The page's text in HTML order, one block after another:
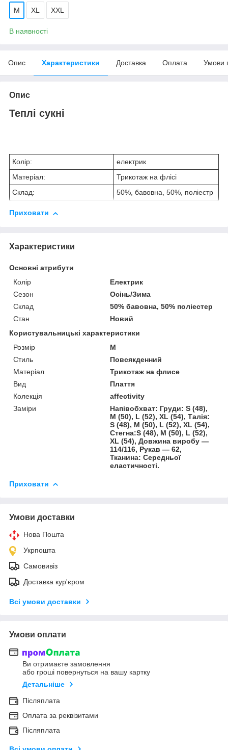
M XL XXL
В наявності
Опис Характеристики Доставка Оплата Умови
Опис
Теплі сукні
Колір:
електрик
Матеріал:
Трикотаж на фліcі
Склад:
50%, бавовна, 50%, поліестр
Приховати
Характеристики
Основні атрибути
Колір
Електрик
Сезон
Осінь/Зима
Склад
50% бавовна, 50% поліестер
Стан
Новий
Користувальницькі характеристики
Розмір
M
Стиль
Повсякденний
Матеріал
Трикотаж на флиcе
Вид
Плаття
Колекція
affectivity
Заміри
Напівобхват: Груди: S (48),
M (50), L (52), XL (54), Талія:
S (48), M (50), L (52), XL (54),
Стегна:S (48), M (50), L (52),
XL (54), Довжина виробу —
114/116, Рукав — 62,
Тканина: Середньої
еластичності.
Приховати
Умови доставки
Нова Пошта
Укрпошта
Самовивіз
Доставка кур'єром
Всі умови доставки
Умови оплати
Ви отримаєте замовлення
або гроші повернуться на вашу картку
Детальніше
Післяплата
Оплата за реквізитами
Післяплата